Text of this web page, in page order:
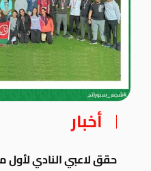
أخبار
حقق لاعبي النادي لأول